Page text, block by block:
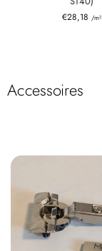
€28,18 /m²
Accessoires